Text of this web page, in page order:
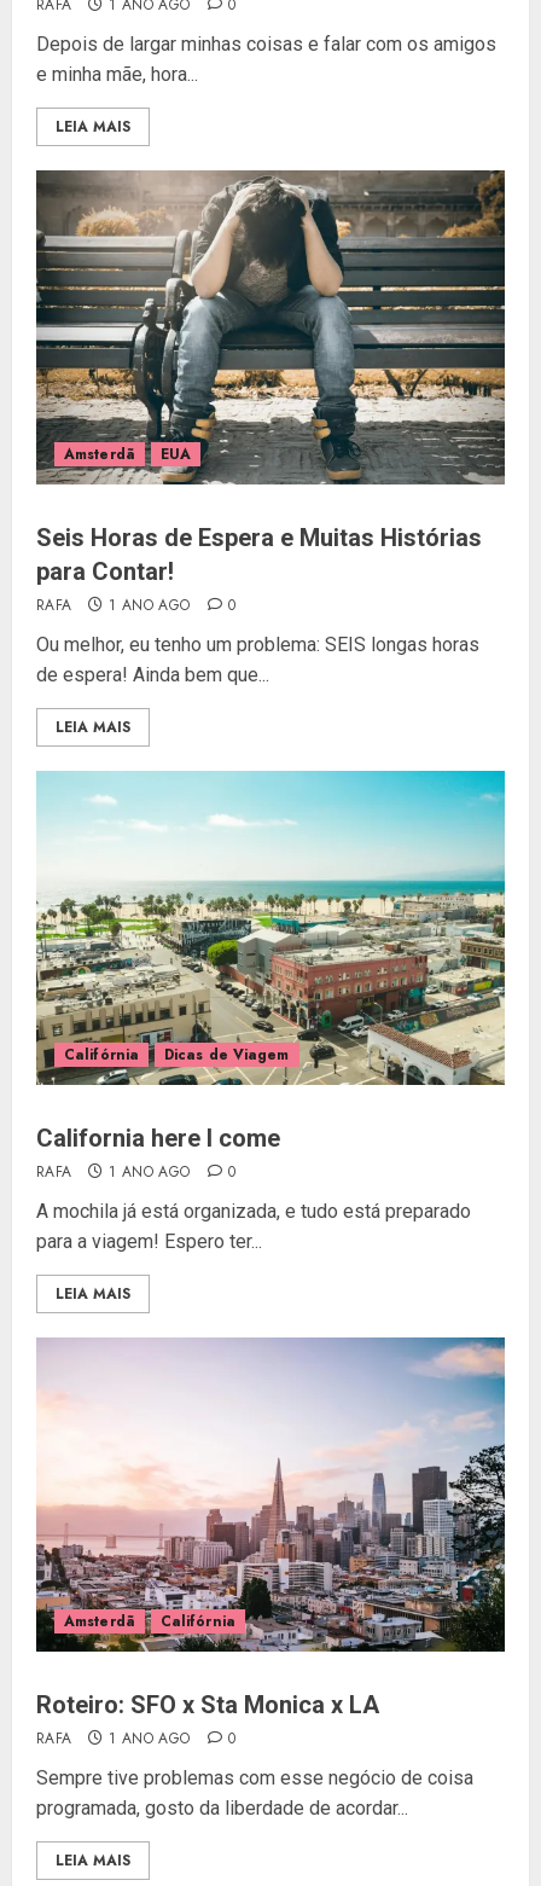
RAFA 1 ANO AGO 0
Depois de largar minhas coisas e falar com os amigos
e minha mãe, hora...
LEIA MAIS
Amsterdã EUA
Seis Horas de Espera e Muitas Histórias
para Contar!
RAFA 1 ANO AGO 0
Ou melhor, eu tenho um problema: SEIS longas horas
de espera! Ainda bem que...
LEIA MAIS
Califórnia Dicas de Viagem
California here I come
RAFA 1 ANO AGO 0
A mochila já está organizada, e tudo está preparado
para a viagem! Espero ter...
LEIA MAIS
Amsterdã Califórnia
Roteiro: SFO x Sta Monica x LA
RAFA 1 ANO AGO 0
Sempre tive problemas com esse negócio de coisa
programada, gosto da liberdade de acordar...
LEIA MAIS